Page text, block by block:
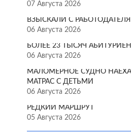
07 Августа 2026
ВЗЫСКАЛИ С
06 Августа 2026
БОЛЕЕ 23 ТЫСЯЧ
06 Августа 2026
МАЛОМЕРНОЕ СУДНО
МАТРАС С ДЕТЬМИ
06 Августа 2026
РЕДКИЙ МАРШРУТ
05 Августа 2026